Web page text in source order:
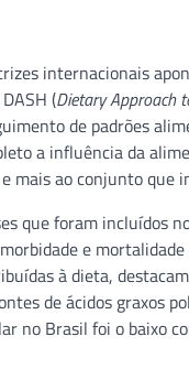
internacionais
(Dietary Approach
de padrões
a influência da
mais ao conjunto que
que foram incluídos
e
à dieta,
de ácidos graxos
no Brasil foi o baixo